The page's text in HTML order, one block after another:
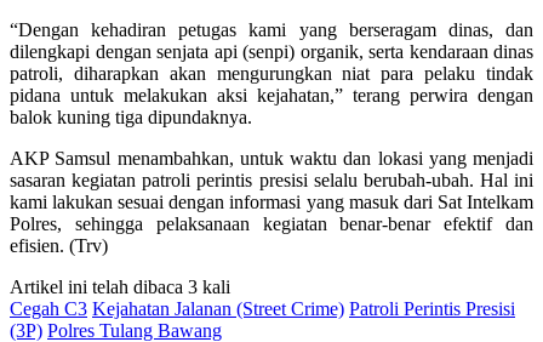
“Dengan kehadiran petugas kami yang berseragam dinas, dan
dilengkapi dengan senjata api (senpi) organik, serta kendaraan dinas
patroli, diharapkan akan mengurungkan niat para pelaku tindak
pidana untuk melakukan aksi kejahatan,” terang perwira dengan
balok kuning tiga dipundaknya.
AKP Samsul menambahkan, untuk waktu dan lokasi yang menjadi
sasaran kegiatan patroli perintis presisi selalu berubah-ubah. Hal ini
kami lakukan sesuai dengan informasi yang masuk dari Sat Intelkam
Polres, sehingga pelaksanaan kegiatan benar-benar efektif dan
efisien. (Trv)
Artikel ini telah dibaca 3 kali
Cegah C3 Kejahatan Jalanan (Street Crime) Patroli Perintis Presisi
(3P) Polres Tulang Bawang